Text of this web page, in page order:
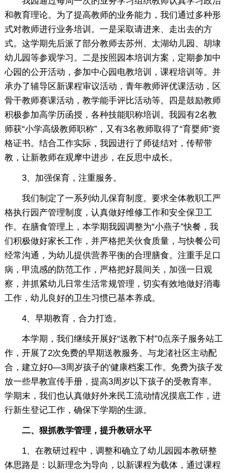
和教育理论。为了提高教师的业务能力，我们通过多种形
式对教师进行业务培训。一是采取请进来、走出去的方
式。这学期先后派了部分教师去苏州、太湖幼儿园、胡埭
幼儿园等参观学习。二是按照园本培训方案，定期参加中
心园的公开活动，参加中心园电教培训，课程培训等。并
承办了辅导区新课程审议活动，青年教师评优课活动，区
骨干教师赛课活动，教学能手评比活动等。四是鼓励教师
积极参加高学历函授，各种技能职称培训。我园有2名教
师获“小学高级教师职称”，又有3名教师取得了“育婴师”资
格证书。结合工作实际，我园进行了师徒结对，传帮带
教，让新教师在观摩中进步，在反思中成长。
3、加强保育，注重服务。
我们制定了一系列幼儿保育制度。要求全体教职工严
格执行园产管理制度，认真做好维修工作和安全保卫工
作。在膳食管理上，本学期我园调整为“小燕子”快餐，我
们积极做好家长工作，并严格把关伙食质量，与快餐公司
经常沟通，为幼儿提供营养平衡的合理膳食。注重手足口
病，甲流感的防范工作，严格把好晨间关，加强一日观
察，并抓紧幼儿日常生活常规管理，切实有效地做好消毒
工作，幼儿良好的卫生习惯已基本养成。
4、早期教育，合力打造。
本学期，我们继续开展好“送教下村”0点亲子服务站工
作，开展了2次免费的早期送教服务。与龙渚社区主动配
合，建立好0—3周岁孩子的'健康档案工作。免费为孩子发
放一些早教宣传手册，提高3周岁以下孩子的受教育率。
学期末，我们也认真做好外来民工流动情况摸底工作，进
行新生登记工作，确保下学期的生源。
二、狠抓教学管理，提升教研水平
1、在教研过程中，调整和确立了幼儿园园本教研整
体思路是：以新理念为导向，以新课程为载体，通过课程